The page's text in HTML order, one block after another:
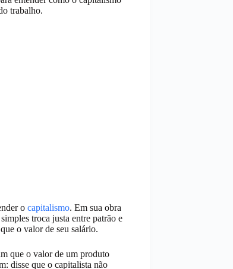
trabalho.
o capitalismo. Em sua obra
troca justa entre patrão e
o valor de seu salário.
que o valor de um produto
disse que o capitalista não